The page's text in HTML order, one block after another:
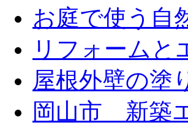
お庭で使う
リフォームと
屋根外壁の
岡山市 新築